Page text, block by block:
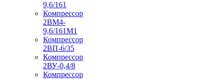
9,6/161
Компрессор
2ВМ4-
9,6/161М1
Компрессор
2ВП-6/35
Компрессор
2ВУ-0,4/8
Компрессор